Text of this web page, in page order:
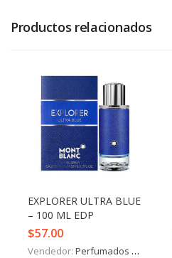
Productos relacionados
EXPLORER ULTRA BLUE
– 100 ML EDP
$57.00
Vendedor: Perfumados y más